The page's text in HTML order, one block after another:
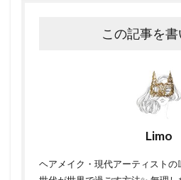
この記事を書
Limo
ヘアメイク・現代アーティスト